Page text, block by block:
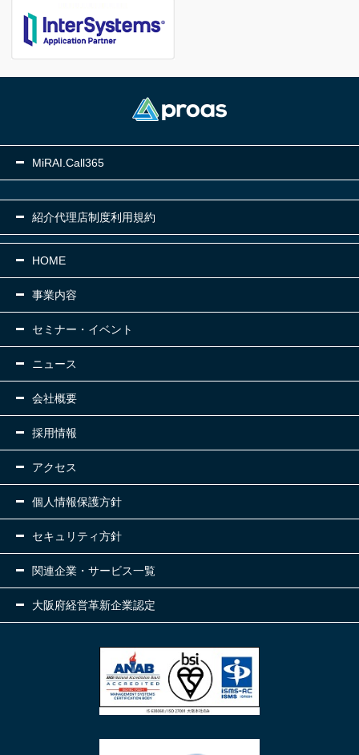
MiRAI.Call365
紹介代理店制度利用規約
HOME
事業内容
セミナー・イベント
ニュース
会社概要
採用情報
アクセス
個人情報保護方針
セキュリティ方針
関連企業・サービス一覧
大阪府経営革新企業認定